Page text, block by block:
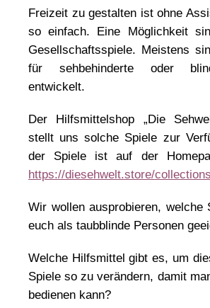
Freizeit zu gestalten ist ohne
so einfach. Eine Möglichkeit
Gesellschaftsspiele. Meistens
für sehbehinderte oder
entwickelt.
Der Hilfsmittelshop „Die
stellt uns solche Spiele zur
der Spiele ist auf der
https://diesehwelt.store/
Wir wollen ausprobieren, welche
euch als taubblinde Personen
Welche Hilfsmittel gibt es, um
Spiele so zu verändern, damit
bedienen kann?